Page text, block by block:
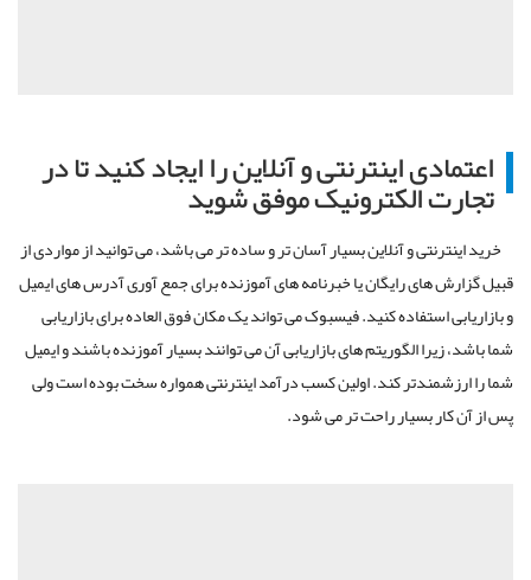
اعتمادی اینترنتی و آنلاین را ایجاد کنید تا در
تجارت الکترونیک موفق شوید
خرید اینترنتی و آنلاین بسیار آسان تر و ساده تر می باشد، می توانید از مواردی از
قبیل گزارش های رایگان یا خبرنامه های آموزنده برای جمع آوری آدرس های ایمیل
و بازاریابی استفاده کنید. فیسبوک می تواند یک مکان فوق العاده برای بازاریابی
شما باشد، زیرا الگوریتم های بازاریابی آن می توانند بسیار آموزنده باشند و ایمیل
شما را ارزشمندتر کند. اولین کسب درآمد اینترنتی همواره سخت بوده است ولی
پس از آن کار بسیار راحت تر می شود.